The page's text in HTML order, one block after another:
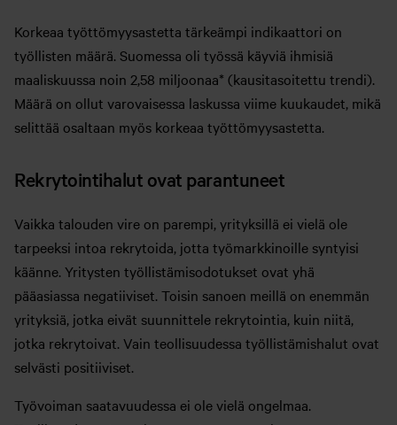
Korkeaa työttömyysastetta tärkeämpi indikaattori on
työllisten määrä. Suomessa oli työssä käyviä ihmisiä
maaliskuussa noin 2,58 miljoonaa* (kausitasoitettu trendi).
Määrä on ollut varovaisessa laskussa viime kuukaudet, mikä
selittää osaltaan myös korkeaa työttömyysastetta.
Rekrytointihalut ovat parantuneet
Vaikka talouden vire on parempi, yrityksillä ei vielä ole
tarpeeksi intoa rekrytoida, jotta työmarkkinoille syntyisi
käänne. Yritysten työllistämisodotukset ovat yhä
pääasiassa negatiiviset. Toisin sanoen meillä on enemmän
yrityksiä, jotka eivät suunnittele rekrytointia, kuin niitä,
jotka rekrytoivat. Vain teollisuudessa työllistämishalut ovat
selvästi positiiviset.
Työvoiman saatavuudessa ei ole vielä ongelmaa.